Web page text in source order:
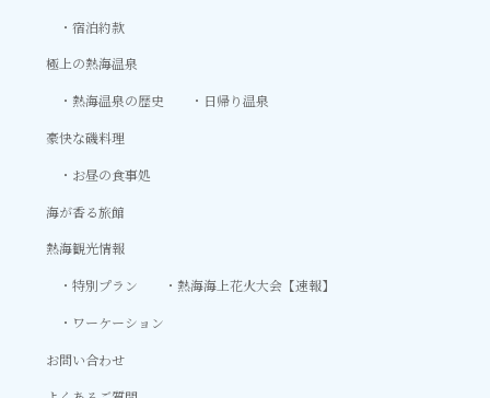
宿泊約款
極上の熱海温泉
熱海温泉の歴史
日帰り温泉
豪快な磯料理
お昼の食事処
海が香る旅館
熱海観光情報
特別プラン
熱海海上花火大会【速報】
ワーケーション
お問い合わせ